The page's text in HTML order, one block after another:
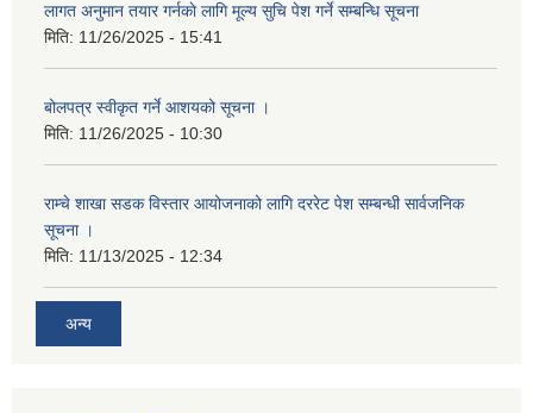
लागत अनुमान तयार गर्नकाे लागि मूल्य सुचि पेश गर्ने सम्बन्धि सूचना
मिति: 11/26/2025 - 15:41
बोलपत्र स्वीकृत गर्ने आशयको सूचना ।
मिति: 11/26/2025 - 10:30
राम्चे शाखा सडक विस्तार आयोजनाको लागि दररेट पेश सम्बन्धी सार्वजनिक
सूचना ।
मिति: 11/13/2025 - 12:34
अन्य